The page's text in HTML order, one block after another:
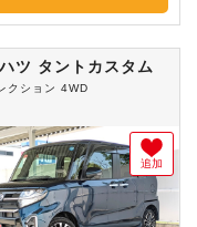
ツ タントカスタム
クション 4WD
追加